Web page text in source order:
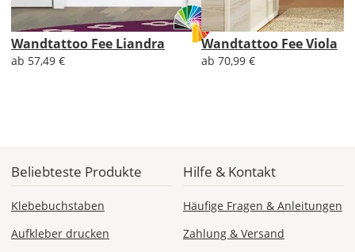
Di., 18.08. -
Sa., 22.08.
Priority
Deutschland
Wandtattoo Fee Liandra
ab 57,49 €
Wandtattoo Fee Viola
ab 70,99 €
Beliebteste Produkte
Klebebuchstaben
Aufkleber drucken
Hilfe & Kontakt
Häufige Fragen & Anleitungen
Zahlung & Versand